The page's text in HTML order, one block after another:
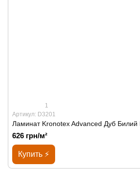
1
Артикул: D3201
Ламинат Kronotex Advanced Дуб Билий
626 грн/м²
Купить ⚡